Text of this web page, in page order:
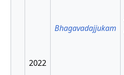
2022
Bhagavadajjukam